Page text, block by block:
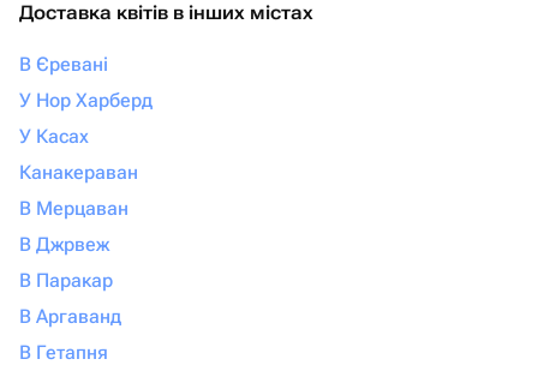
Доставка квітів в інших містах
В Єревані
У Нор Харберд
У Касах
Канакераван
В Мерцаван
В Джрвеж
В Паракар
В Аргаванд
В Гетапня